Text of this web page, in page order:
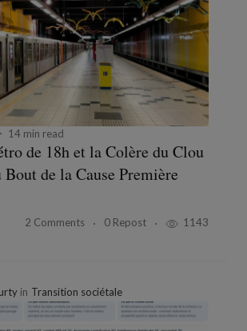
14 min read
de 18h et la Colère du Clou
Bout de la Cause Première
2 Comments 0 Repost 1143
in Transition sociétale